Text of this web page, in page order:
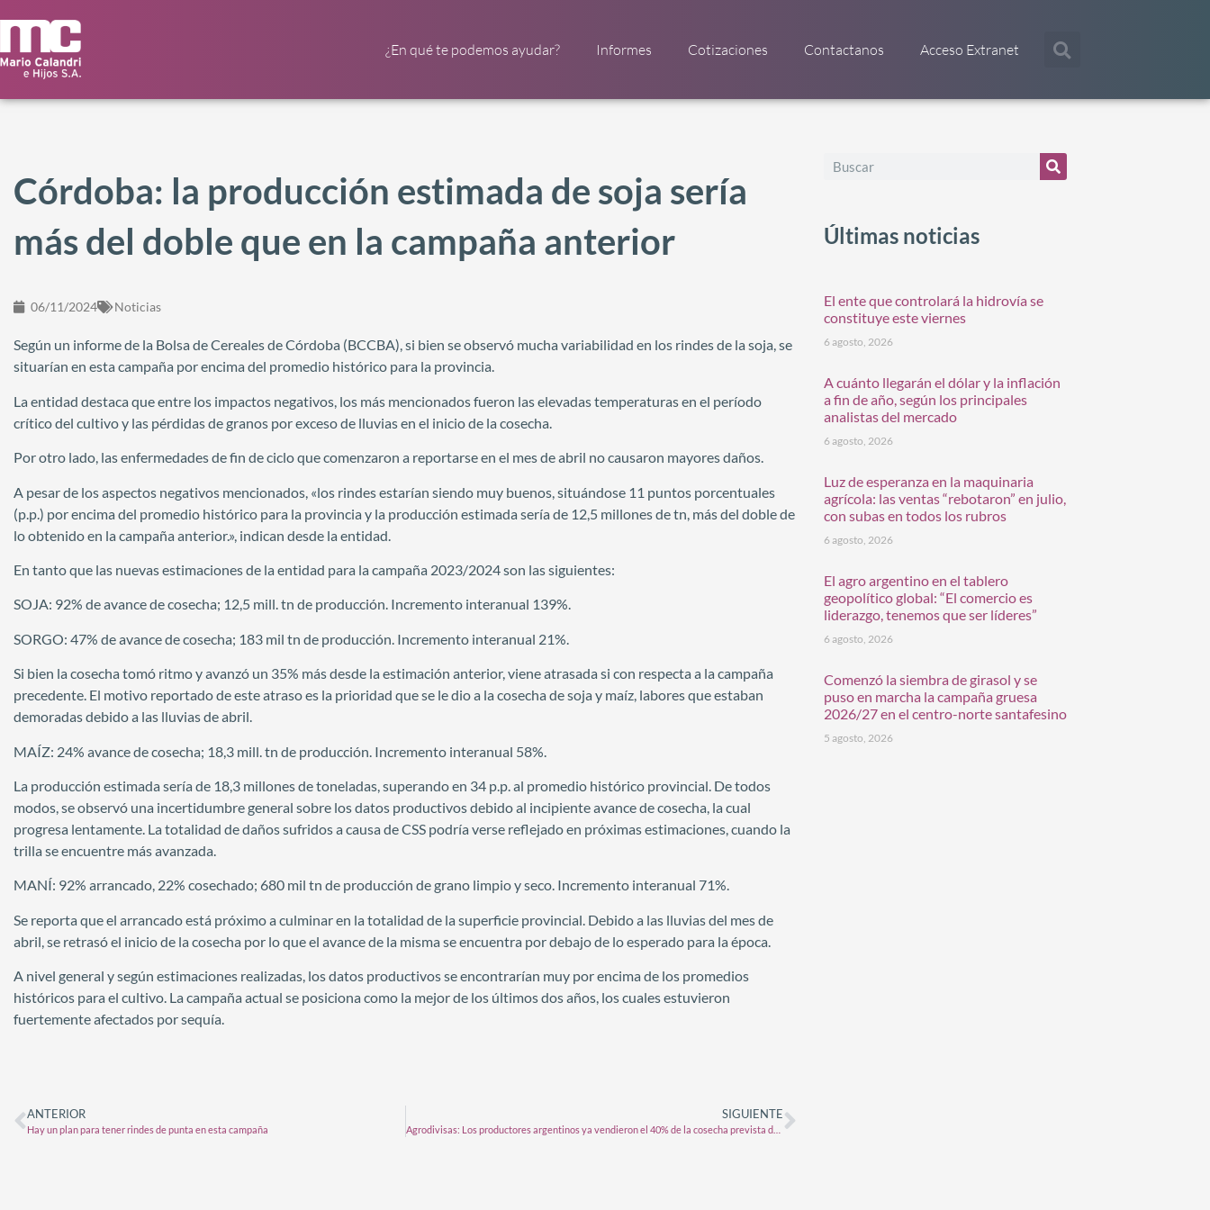
¿En qué te podemos ayudar? Informes Cotizaciones Contactanos Acceso Extranet
Córdoba: la producción estimada de soja sería
más del doble que en la campaña anterior
06/11/2024 Noticias
Según un informe de la Bolsa de Cereales de Córdoba (BCCBA), si bien se observó mucha variabilidad en los rindes de la soja, se
situarían en esta campaña por encima del promedio histórico para la provincia.
La entidad destaca que entre los impactos negativos, los más mencionados fueron las elevadas temperaturas en el período
crítico del cultivo y las pérdidas de granos por exceso de lluvias en el inicio de la cosecha.
Por otro lado, las enfermedades de fin de ciclo que comenzaron a reportarse en el mes de abril no causaron mayores daños.
A pesar de los aspectos negativos mencionados, «los rindes estarían siendo muy buenos, situándose 11 puntos porcentuales
(p.p.) por encima del promedio histórico para la provincia y la producción estimada sería de 12,5 millones de tn, más del doble de
lo obtenido en la campaña anterior.», indican desde la entidad.
En tanto que las nuevas estimaciones de la entidad para la campaña 2023/2024 son las siguientes:
SOJA: 92% de avance de cosecha; 12,5 mill. tn de producción. Incremento interanual 139%.
SORGO: 47% de avance de cosecha; 183 mil tn de producción. Incremento interanual 21%.
Si bien la cosecha tomó ritmo y avanzó un 35% más desde la estimación anterior, viene atrasada si con respecta a la campaña
precedente. El motivo reportado de este atraso es la prioridad que se le dio a la cosecha de soja y maíz, labores que estaban
demoradas debido a las lluvias de abril.
MAÍZ: 24% avance de cosecha; 18,3 mill. tn de producción. Incremento interanual 58%.
La producción estimada sería de 18,3 millones de toneladas, superando en 34 p.p. al promedio histórico provincial. De todos
modos, se observó una incertidumbre general sobre los datos productivos debido al incipiente avance de cosecha, la cual
progresa lentamente. La totalidad de daños sufridos a causa de CSS podría verse reflejado en próximas estimaciones, cuando la
trilla se encuentre más avanzada.
MANÍ: 92% arrancado, 22% cosechado; 680 mil tn de producción de grano limpio y seco. Incremento interanual 71%.
Se reporta que el arrancado está próximo a culminar en la totalidad de la superficie provincial. Debido a las lluvias del mes de
abril, se retrasó el inicio de la cosecha por lo que el avance de la misma se encuentra por debajo de lo esperado para la época.
A nivel general y según estimaciones realizadas, los datos productivos se encontrarían muy por encima de los promedios
históricos para el cultivo. La campaña actual se posiciona como la mejor de los últimos dos años, los cuales estuvieron
fuertemente afectados por sequía.
ANTERIOR
Hay un plan para tener rindes de punta en esta campaña
SIGUIENTE
Últimas noticias
El ente que controlará la hidrovía se
constituye este viernes
6 agosto, 2026
A cuánto llegarán el dólar y la inflación
a fin de año, según los principales
analistas del mercado
6 agosto, 2026
Luz de esperanza en la maquinaria
agrícola: las ventas “rebotaron” en julio,
con subas en todos los rubros
6 agosto, 2026
El agro argentino en el tablero
geopolítico global: “El comercio es
liderazgo, tenemos que ser líderes”
6 agosto, 2026
Comenzó la siembra de girasol y se
puso en marcha la campaña gruesa
2026/27 en el centro-norte santafesino
5 agosto, 2026